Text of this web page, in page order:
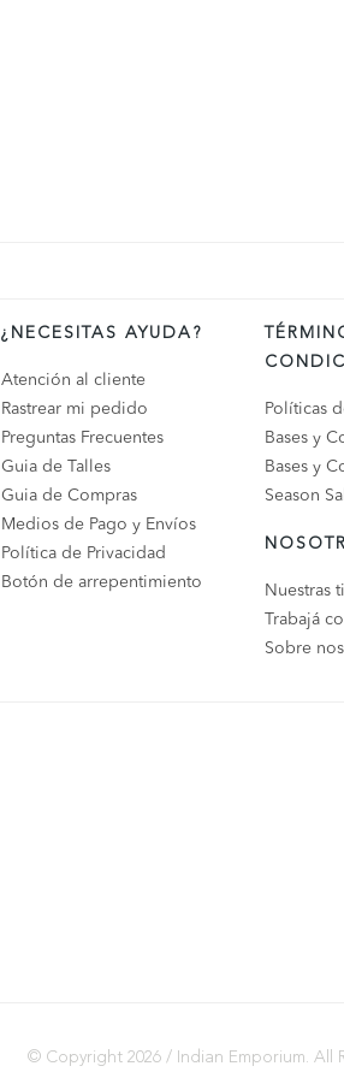
¿NECESITAS AYUDA?
Atención al cliente
Rastrear mi pedido
Preguntas Frecuentes
Guia de Talles
Guia de Compras
Medios de Pago y Envíos
Política de Privacidad
Botón de arrepentimiento
Políticas
Bases y
Bases y
Season
Nuestras
Trabajá
Sobre
© Copyright 2026 / Indian Emporium. All